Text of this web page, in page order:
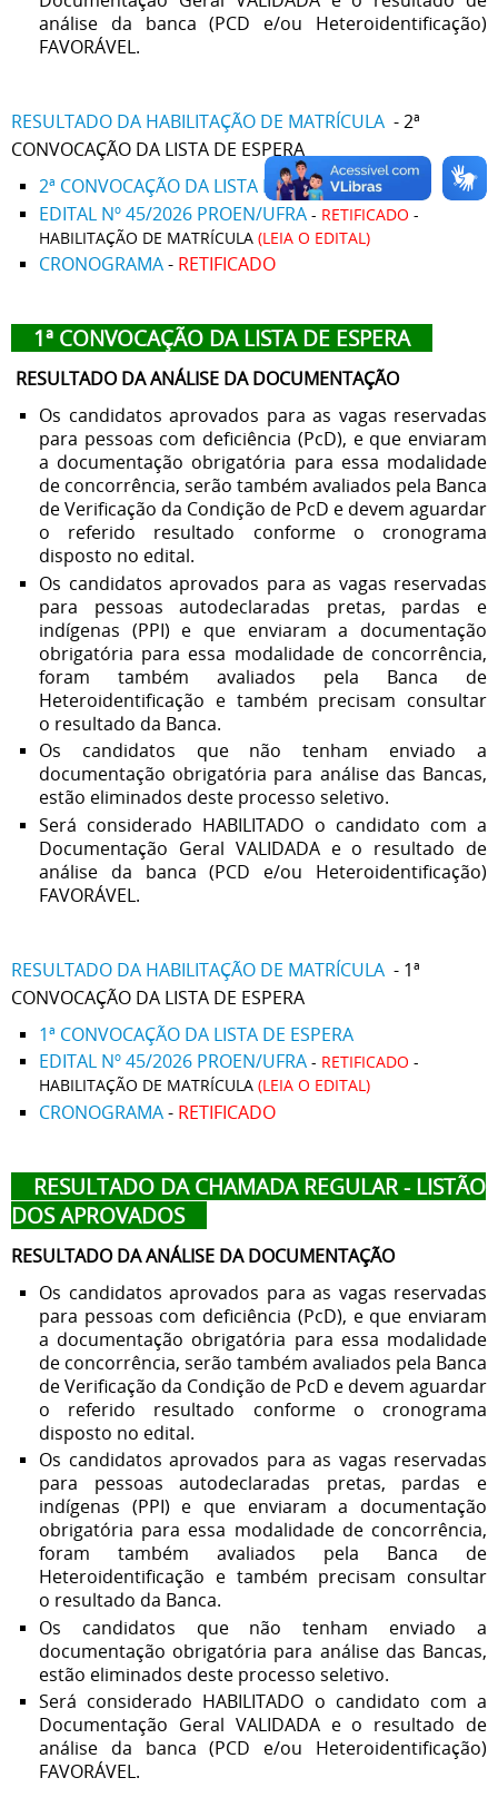
análise da banca (PCD e/ou Heteroidentificação)
FAVORÁVEL.
RESULTADO DA HABILITAÇÃO DE MATRÍCULA - 2ª
CONVOCAÇÃO DA LISTA DE ESPERA
2ª CONVOCAÇÃO DA LISTA DE ESPERA
EDITAL Nº 45/2026 PROEN/UFRA - RETIFICADO -
HABILITAÇÃO DE MATRÍCULA (LEIA O EDITAL)
CRONOGRAMA- RETIFICADO
1ª CONVOCAÇÃO DA LISTA DE ESPERA
RESULTADO DA ANÁLISE DA DOCUMENTAÇÃO
Os candidatos aprovados para as vagas reservadas
para pessoas com deficiência (PcD), e que enviaram
a documentação obrigatória para essa modalidade
de concorrência, serão também avaliados pela Banca
de Verificação da Condição de PcD e devem aguardar
o referido resultado conforme o cronograma
disposto no edital.
Os candidatos aprovados para as vagas reservadas
para pessoas autodeclaradas pretas, pardas e
indígenas (PPI) e que enviaram a documentação
obrigatória para essa modalidade de concorrência,
foram também avaliados pela Banca de
Heteroidentificação e também precisam consultar
o resultado da Banca.
Os candidatos que não tenham enviado a
documentação obrigatória para análise das Bancas,
estão eliminados deste processo seletivo.
Será considerado HABILITADO o candidato com a
Documentação Geral VALIDADA e o resultado de
análise da banca (PCD e/ou Heteroidentificação)
FAVORÁVEL.
RESULTADO DA HABILITAÇÃO DE MATRÍCULA - 1ª
CONVOCAÇÃO DA LISTA DE ESPERA
1ª CONVOCAÇÃO DA LISTA DE ESPERA
EDITAL Nº 45/2026 PROEN/UFRA - RETIFICADO -
HABILITAÇÃO DE MATRÍCULA (LEIA O EDITAL)
CRONOGRAMA- RETIFICADO
RESULTADO DA CHAMADA REGULAR - LISTÃO
DOS APROVADOS
RESULTADO DA ANÁLISE DA DOCUMENTAÇÃO
Os candidatos aprovados para as vagas reservadas
para pessoas com deficiência (PcD), e que enviaram
a documentação obrigatória para essa modalidade
de concorrência, serão também avaliados pela Banca
de Verificação da Condição de PcD e devem aguardar
o referido resultado conforme o cronograma
disposto no edital.
Os candidatos aprovados para as vagas reservadas
para pessoas autodeclaradas pretas, pardas e
indígenas (PPI) e que enviaram a documentação
obrigatória para essa modalidade de concorrência,
foram também avaliados pela Banca de
Heteroidentificação e também precisam consultar
o resultado da Banca.
Os candidatos que não tenham enviado a
documentação obrigatória para análise das Bancas,
estão eliminados deste processo seletivo.
Será considerado HABILITADO o candidato com a
Documentação Geral VALIDADA e o resultado de
análise da banca (PCD e/ou Heteroidentificação)
FAVORÁVEL.